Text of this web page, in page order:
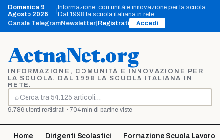
Vai
contenuto
Domenica 9
Agosto 2026
|Informazione, comunità e innovazione per la scuola.
Dal 1998 la scuola italiana in rete.
Canale TelegramNewsletter Registrati Accedi
AetnaNet.org
INFORMAZIONE, COMUNITÀ E INNOVAZIONE PER
LA SCUOLA. DAL 1998 LA SCUOLA ITALIANA IN
RETE.
⌕
Cerca
9.786 utenti registrati · 704 mln di pagine viste
Home Dirigenti Scolastici Formazione Scuola Lavoro